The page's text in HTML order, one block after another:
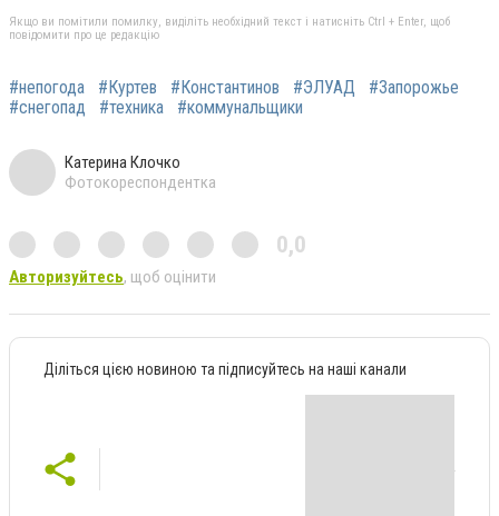
Якщо ви помітили помилку, виділіть необхідний текст і натисніть Ctrl + Enter, щоб
повідомити про це редакцію
#непогода #Куртев #Константинов #ЭЛУАД
#Запорожье
#снегопад
#техника #коммунальщики
Катерина Клочко
Фотокореспондентка
0,0
Авторизуйтесь, щоб оцінити
Діліться цією новиною та підписуйтесь на наші канали